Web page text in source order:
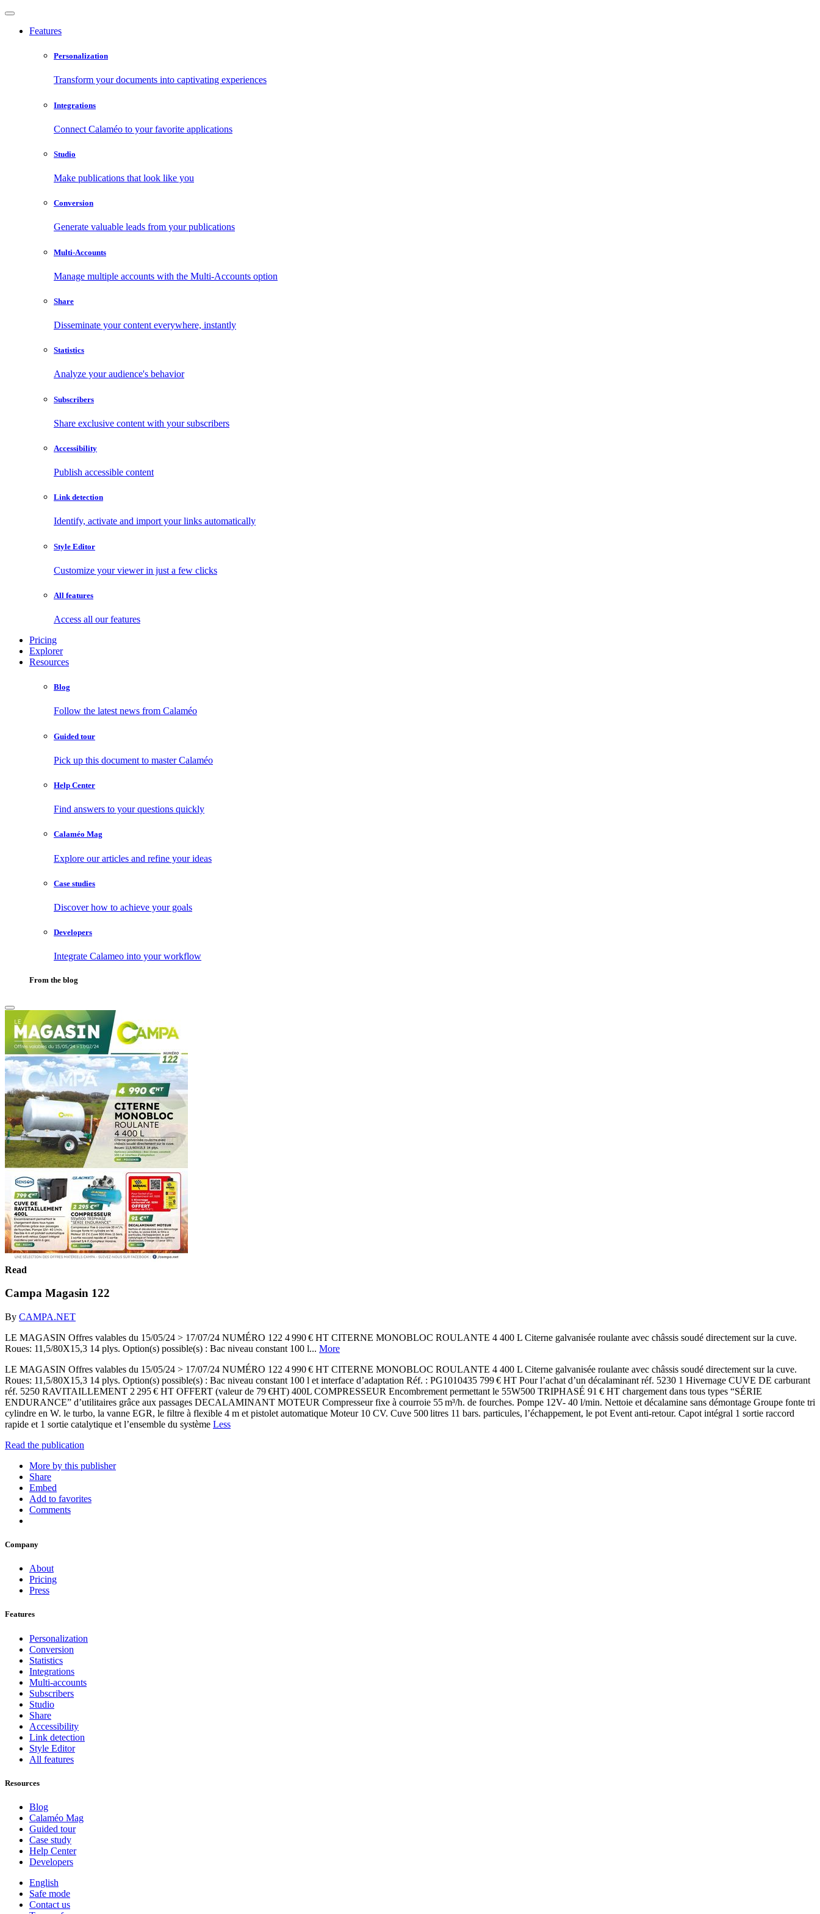
Features
Personalization
Transform your documents into captivating experiences
Integrations
Connect Calaméo to your favorite applications
Studio
Make publications that look like you
Conversion
Generate valuable leads from your publications
Multi-Accounts
Manage multiple accounts with the Multi-Accounts option
Share
Disseminate your content everywhere, instantly
Statistics
Analyze your audience's behavior
Subscribers
Share exclusive content with your subscribers
Accessibility
Publish accessible content
Link detection
Identify, activate and import your links automatically
Style Editor
Customize your viewer in just a few clicks
All features
Access all our features
Pricing
Explorer
Resources
Blog
Follow the latest news from Calaméo
Guided tour
Pick up this document to master Calaméo
Help Center
Find answers to your questions quickly
Calaméo Mag
Explore our articles and refine your ideas
Case studies
Discover how to achieve your goals
Developers
Integrate Calameo into your workflow
From the blog
Read
Campa Magasin 122
By CAMPA.NET
LE MAGASIN Offres valables du 15/05/24 > 17/07/24 NUMÉRO 122 4 990 € HT CITERNE MONOBLOC ROULANTE 4 400 L Citerne galvanisée roulante avec châssis soudé directement sur la cuve.
Roues: 11,5/80X15,3 14 plys. Option(s) possible(s) : Bac niveau constant 100 l... More
LE MAGASIN Offres valables du 15/05/24 > 17/07/24 NUMÉRO 122 4 990 € HT CITERNE MONOBLOC ROULANTE 4 400 L Citerne galvanisée roulante avec châssis soudé directement sur la cuve.
Roues: 11,5/80X15,3 14 plys. Option(s) possible(s) : Bac niveau constant 100 l et interface d’adaptation Réf. : PG1010435 799 € HT Pour l’achat d’un décalaminant réf. 5230 1 Hivernage CUVE DE carburant
réf. 5250 RAVITAILLEMENT 2 295 € HT OFFERT (valeur de 79 €HT) 400L COMPRESSEUR Encombrement permettant le 55W500 TRIPHASÉ 91 € HT chargement dans tous types “SÉRIE
ENDURANCE” d’utilitaires grâce aux passages DECALAMINANT MOTEUR Compresseur fixe à courroie 55 m³/h. de fourches. Pompe 12V- 40 l/min. Nettoie et décalamine sans démontage Groupe fonte tri
cylindre en W. le turbo, la vanne EGR, le filtre à flexible 4 m et pistolet automatique Moteur 10 CV. Cuve 500 litres 11 bars. particules, l’échappement, le pot Event anti-retour. Capot intégral 1 sortie raccord
rapide et 1 sortie catalytique et l’ensemble du système Less
Read the publication
More by this publisher
Share
Embed
Add to favorites
Comments
Company
About
Pricing
Press
Features
Personalization
Conversion
Statistics
Integrations
Multi-accounts
Subscribers
Studio
Share
Accessibility
Link detection
Style Editor
All features
Resources
Blog
Calaméo Mag
Guided tour
Case study
Help Center
Developers
English
Safe mode
Contact us